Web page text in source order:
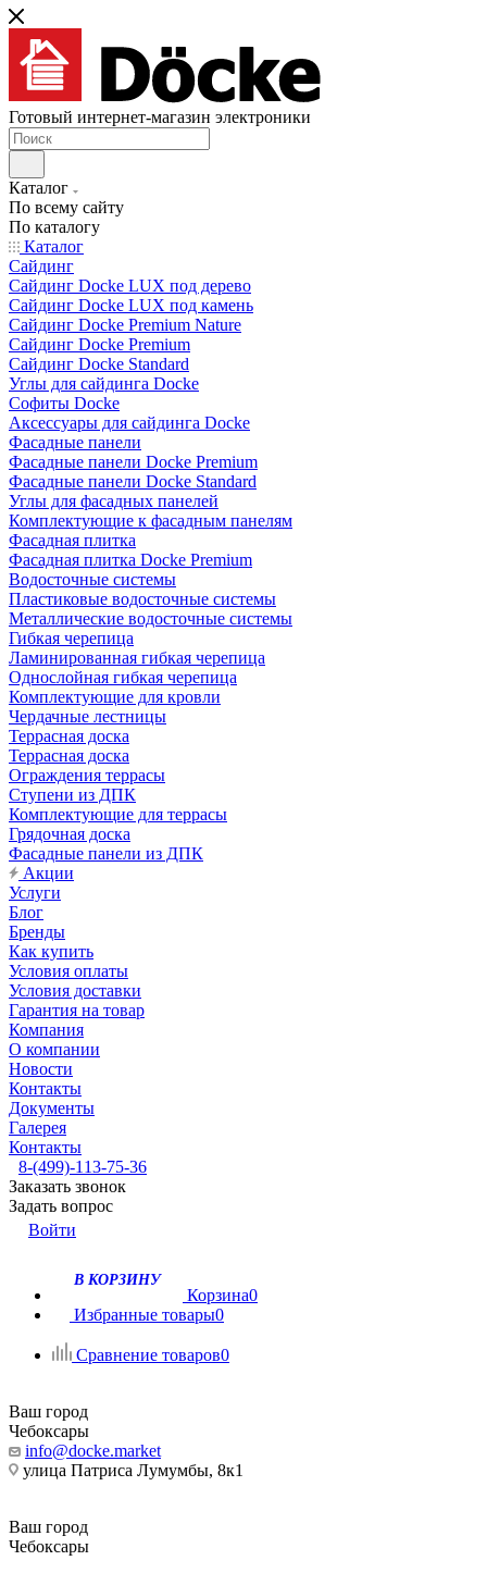
Готовый интернет-магазин электроники
Каталог
По всему сайту
По каталогу
Каталог
Сайдинг
Сайдинг Docke LUX под дерево
Сайдинг Docke LUX под камень
Сайдинг Docke Premium Nature
Сайдинг Docke Premium
Сайдинг Docke Standard
Углы для сайдинга Docke
Софиты Docke
Аксессуары для сайдинга Docke
Фасадные панели
Фасадные панели Docke Premium
Фасадные панели Docke Standard
Углы для фасадных панелей
Комплектующие к фасадным панелям
Фасадная плитка
Фасадная плитка Docke Premium
Водосточные системы
Пластиковые водосточные системы
Металлические водосточные системы
Гибкая черепица
Ламинированная гибкая черепица
Однослойная гибкая черепица
Комплектующие для кровли
Чердачные лестницы
Террасная доска
Террасная доска
Ограждения террасы
Ступени из ДПК
Комплектующие для террасы
Грядочная доска
Фасадные панели из ДПК
Акции
Услуги
Блог
Бренды
Как купить
Условия оплаты
Условия доставки
Гарантия на товар
Компания
О компании
Новости
Контакты
Документы
Галерея
Контакты
8-(499)-113-75-36
Заказать звонок
Задать вопрос
Войти
В КОРЗИНУ
Корзина0
Избранные товары0
Сравнение товаров0
Ваш город
Чебоксары
info@docke.market
улица Патриса Лумумбы, 8к1
Ваш город
Чебоксары